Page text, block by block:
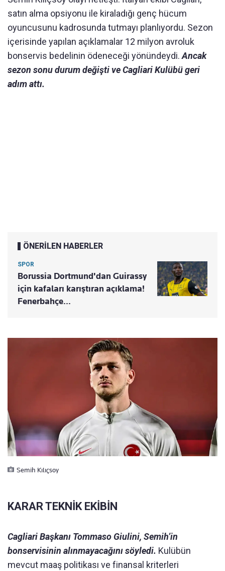
satın alma opsiyonu ile kiraladığı genç hücum
oyuncusunu kadrosunda tutmayı planlıyordu. Sezon
içerisinde yapılan açıklamalar 12 milyon avroluk
bonservis bedelinin ödeneceği yönündeydi.Ancak
sezon sonu durum değişti ve Cagliari Kulübü geri
adım attı.
ÖNERİLEN HABERLER
SPOR
Borussia Dortmund'dan Guirassy
için kafaları karıştıran açıklama!
Fenerbahçe...
Semih Kılıçsoy
KARAR TEKNİK EKİBİN
Cagliari Başkanı Tommaso Giulini, Semih’in
bonservisinin alınmayacağını söyledi. Kulübün
mevcut maaş politikası ve finansal kriterleri